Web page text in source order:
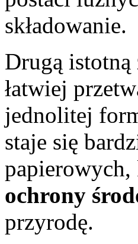
składowanie.
Drugą
łatwiej
jednolitej
staje się
ochrony
przyrodę.